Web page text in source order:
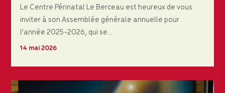
Le Centre Périnatal Le Berceau est heureux de vous
inviter à son Assemblée générale annuelle pour
l'année 2025-2026, qui se...
14 mai 2026